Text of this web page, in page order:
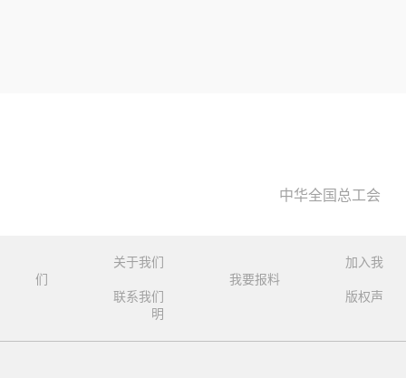
中华全国总工会
关于我们
加入我
们
我要报料
联系我们
版权声
明